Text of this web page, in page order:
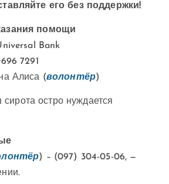
его без поддержки!
помощи
Bank
7291
Алиса (волонтёр)
) – (097) 304-05-06, —